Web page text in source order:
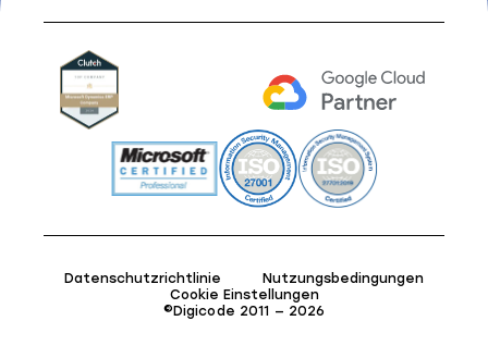
©Digicode 2011 — 2026
Datenschutzrichtlinie
Nutzungsbedingungen
Cookie Einstellungen